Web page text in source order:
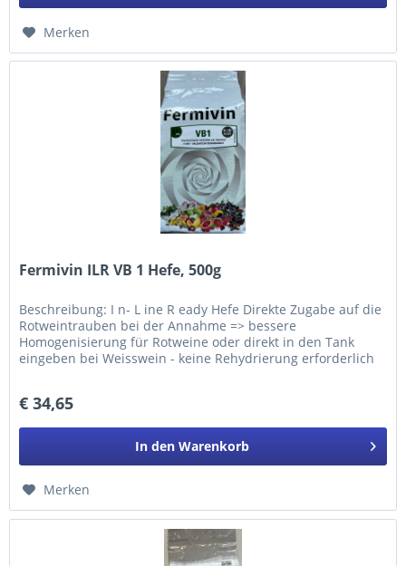
Merken
Fermivin ILR VB 1 Hefe, 500g
Beschreibung: I n- L ine R eady Hefe Direkte Zugabe auf die
Rotweintrauben bei der Annahme => bessere
Homogenisierung für Rotweine oder direkt in den Tank
eingeben bei Weisswein - keine Rehydrierung erforderlich
€ 34,65
In den Warenkorb
Merken